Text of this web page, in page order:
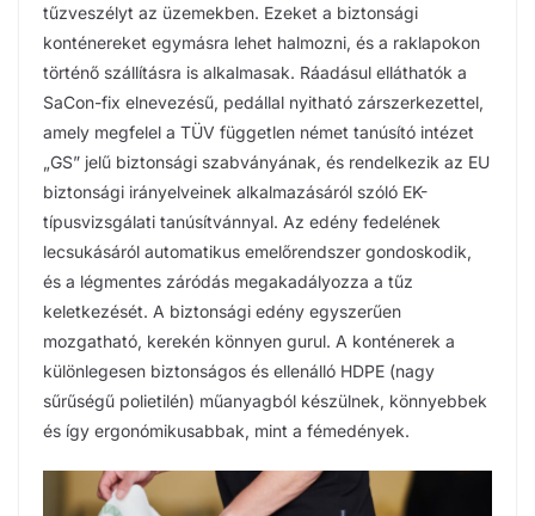
tűzveszélyt az üzemekben. Ezeket a biztonsági
konténereket egymásra lehet halmozni, és a raklapokon
történő szállításra is alkalmasak. Ráadásul elláthatók a
SaCon-fix elnevezésű, pedállal nyitható zárszerkezettel,
amely megfelel a TÜV független német tanúsító intézet
„GS” jelű biztonsági szabványának, és rendelkezik az EU
biztonsági irányelveinek alkalmazásáról szóló EK-
típusvizsgálati tanúsítvánnyal. Az edény fedelének
lecsukásáról automatikus emelőrendszer gondoskodik,
és a légmentes záródás megakadályozza a tűz
keletkezését. A biztonsági edény egyszerűen
mozgatható, kerekén könnyen gurul. A konténerek a
különlegesen biztonságos és ellenálló HDPE (nagy
sűrűségű polietilén) műanyagból készülnek, könnyebbek
és így ergonómikusabbak, mint a fémedények.